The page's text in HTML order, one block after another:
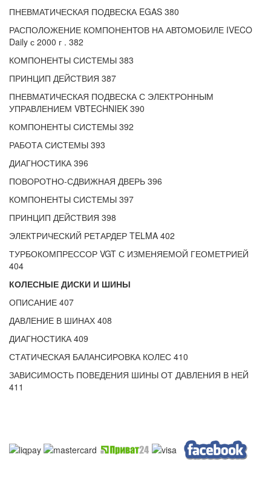
ПНЕВМАТИЧЕСКАЯ ПОДВЕСКА EGAS 380
РАСПОЛОЖЕНИЕ КОМПОНЕНТОВ НА АВТОМОБИЛЕ IVECO
Daily с 2000 г . 382
КОМПОНЕНТЫ СИСТЕМЫ 383
ПРИНЦИП ДЕЙСТВИЯ 387
ПНЕВМАТИЧЕСКАЯ ПОДВЕСКА С ЭЛЕКТРОННЫМ
УПРАВЛЕНИЕМ VBTECHNIEK 390
КОМПОНЕНТЫ СИСТЕМЫ 392
РАБОТА СИСТЕМЫ 393
ДИАГНОСТИКА 396
ПОВОРОТНО-СДВИЖНАЯ ДВЕРЬ 396
КОМПОНЕНТЫ СИСТЕМЫ 397
ПРИНЦИП ДЕЙСТВИЯ 398
ЭЛЕКТРИЧЕСКИЙ РЕТАРДЕР TELMA 402
ТУРБОКОМПРЕССОР VGT С ИЗМЕНЯЕМОЙ ГЕОМЕТРИЕЙ
404
КОЛЕСНЫЕ ДИСКИ И ШИНЫ
ОПИСАНИЕ 407
ДАВЛЕНИЕ В ШИНАХ 408
ДИАГНОСТИКА 409
СТАТИЧЕСКАЯ БАЛАНСИРОВКА КОЛЕС 410
ЗАВИСИМОСТЬ ПОВЕДЕНИЯ ШИНЫ ОТ ДАВЛЕНИЯ В НЕЙ
411